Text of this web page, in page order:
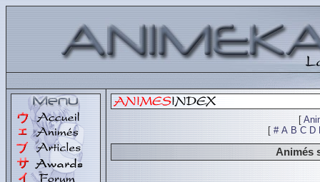
[
[ # A B C D
Animés